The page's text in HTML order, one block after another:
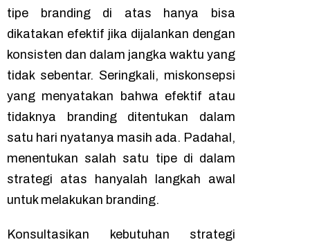
tipe
branding di atas hanya bisa
dikatakan efektif jika dijalankan dengan
konsisten dan dalam jangka waktu yang
tidak sebentar. Seringkali, miskonsepsi
yang menyatakan bahwa efektif atau
tidaknya
branding ditentukan dalam
satu hari nyatanya masih ada. Padahal,
menentukan salah satu tipe di dalam
strategi atas hanyalah langkah awal
untuk melakukan branding.
Konsultasikan kebutuhan strategi